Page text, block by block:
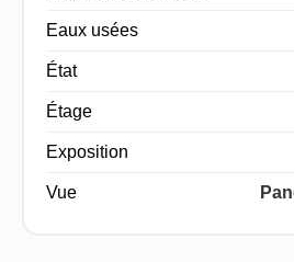
Eaux usées
État
Étage
Exposition
Vue